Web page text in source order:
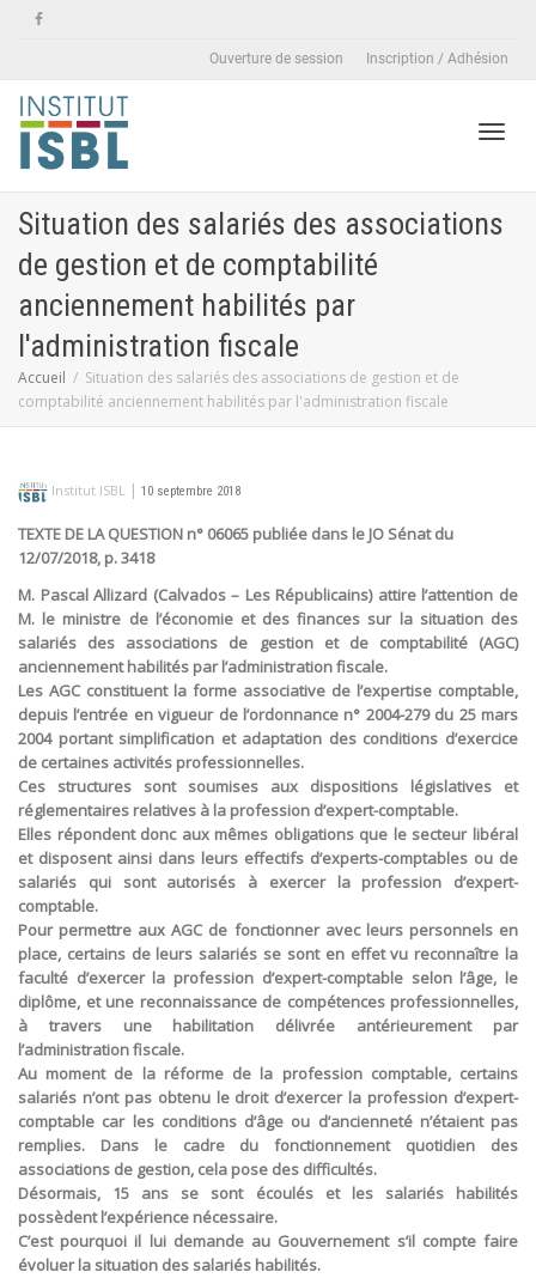
Ouverture de session Inscription / Adhésion
Situation des salariés des associations
de gestion et de comptabilité
anciennement habilités par
l'administration fiscale
Accueil
Situation des salariés des associations de gestion et de
comptabilité anciennement habilités par l'administration fiscale
Institut ISBL | 10 septembre 2018
TEXTE DE LA QUESTION n° 06065 publiée dans le JO Sénat du
12/07/2018, p. 3418
M. Pascal Allizard (Calvados – Les Républicains) attire l’attention de
M. le ministre de l’économie et des finances sur la situation des
salariés des associations de gestion et de comptabilité (AGC)
anciennement habilités par l’administration fiscale.
Les AGC constituent la forme associative de l’expertise comptable,
depuis l’entrée en vigueur de l’ordonnance n° 2004-279 du 25 mars
2004 portant simplification et adaptation des conditions d’exercice
de certaines activités professionnelles.
Ces structures sont soumises aux dispositions législatives et
réglementaires relatives à la profession d’expert-comptable.
Elles répondent donc aux mêmes obligations que le secteur libéral
et disposent ainsi dans leurs effectifs d’experts-comptables ou de
salariés qui sont autorisés à exercer la profession d’expert-
comptable.
Pour permettre aux AGC de fonctionner avec leurs personnels en
place, certains de leurs salariés se sont en effet vu reconnaître la
faculté d’exercer la profession d’expert-comptable selon l’âge, le
diplôme, et une reconnaissance de compétences professionnelles,
à travers une habilitation délivrée antérieurement par
l’administration fiscale.
Au moment de la réforme de la profession comptable, certains
salariés n’ont pas obtenu le droit d’exercer la profession d’expert-
comptable car les conditions d’âge ou d’ancienneté n’étaient pas
remplies. Dans le cadre du fonctionnement quotidien des
associations de gestion, cela pose des difficultés.
Désormais, 15 ans se sont écoulés et les salariés habilités
possèdent l’expérience nécessaire.
C’est pourquoi il lui demande au Gouvernement s’il compte faire
évoluer la situation des salariés habilités.